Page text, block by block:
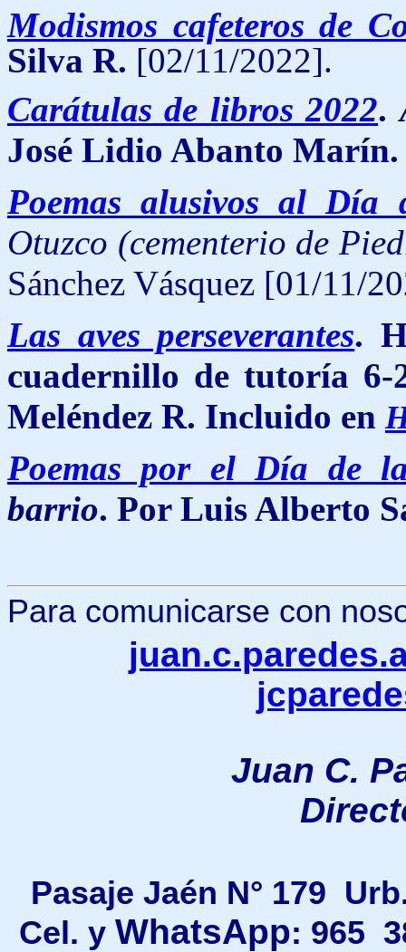
Modismos cafeteros de
Silva R. [02/11/2022].
Carátulas de libros 2022.
José Lidio Abanto
Poemas alusivos al Día
Otuzco (cementerio de
Sánchez Vásquez [01/11/
Las aves perseverantes.
cuadernillo de tutoría
Meléndez R. Incluido en
Poemas por el Día de
barrio. Por Luis Alberto
Para comunicarse con
Juan C.
Pasaje Jaén N° 179
Cel. y WhatsApp: 965